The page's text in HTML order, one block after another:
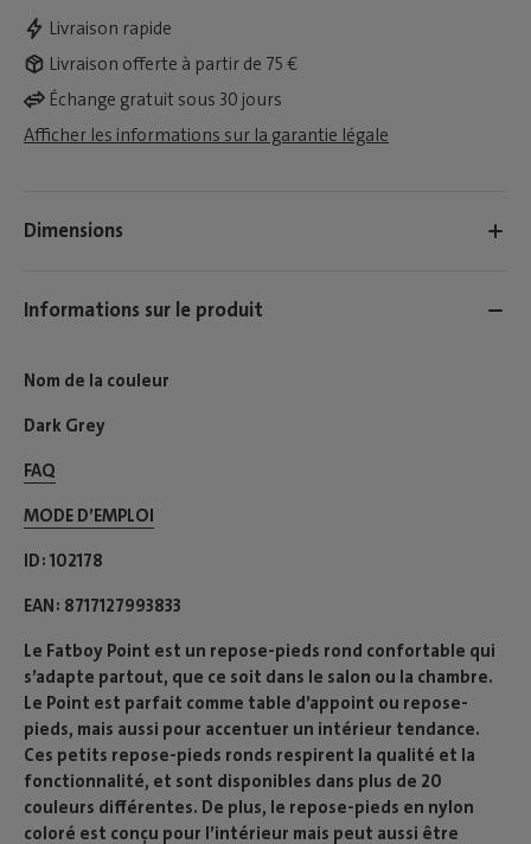
Livraison rapide
Livraison offerte à partir de 75 €
Échange gratuit sous 30 jours
Afficher les informations sur la garantie légale
Dimensions
Informations sur le produit
Nom de la couleur
Dark Grey
FAQ
MODE D’EMPLOI​
ID 102178
EAN 8717127993833
Le Fatboy Point est un repose-pieds rond confortable qui
s’adapte partout, que ce soit dans le salon ou la chambre.
Le Point est parfait comme table d’appoint ou repose-
pieds, mais aussi pour accentuer un intérieur tendance.
Ces petits repose-pieds ronds respirent la qualité et la
fonctionnalité, et sont disponibles dans plus de 20
couleurs différentes. De plus, le repose-pieds en nylon
coloré est conçu pour l’intérieur mais peut aussi être